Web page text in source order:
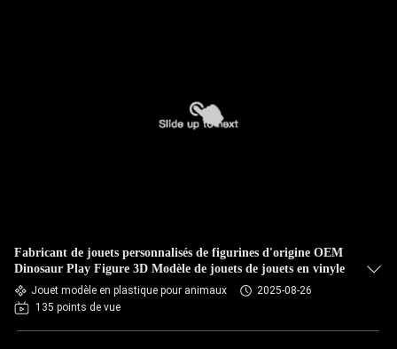
Fabricant de jouets personnalisés de figurines d'origine OEM
Dinosaur Play Figure 3D Modèle de jouets de jouets en vinyle
Jouet modèle en plastique pour animaux
2025-08-26
135 points de vue